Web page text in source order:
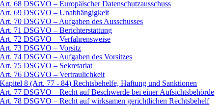
Art. 68 DSGVO – Europäischer Datenschutzausschuss
Art. 69 DSGVO – Unabhängigkeit
Art. 70 DSGVO – Aufgaben des Ausschusses
Art. 71 DSGVO – Berichterstattung
Art. 72 DSGVO – Verfahrensweise
Art. 73 DSGVO – Vorsitz
Art. 74 DSGVO – Aufgaben des Vorsitzes
Art. 75 DSGVO – Sekretariat
Art. 76 DSGVO – Vertraulichkeit
Kapitel 8 (Art. 77 - 84) Rechtsbehelfe, Haftung und Sanktionen
Art. 77 DSGVO – Recht auf Beschwerde bei einer Aufsichtsbehörde
Art. 78 DSGVO – Recht auf wirksamen gerichtlichen Rechtsbehelf